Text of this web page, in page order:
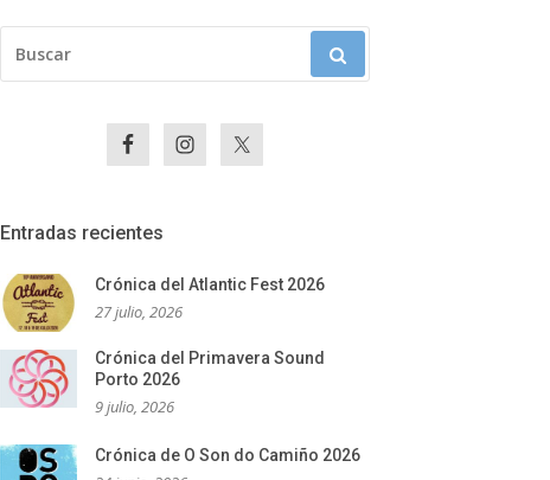
Entradas recientes
Crónica del Atlantic Fest 2026
27 julio, 2026
Crónica del Primavera Sound
Porto 2026
9 julio, 2026
Crónica de O Son do Camiño 2026